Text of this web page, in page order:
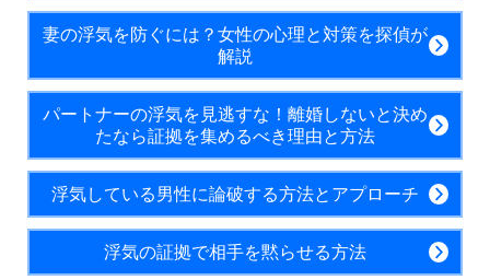
妻の浮気を防ぐには？女性の心理と対策を探偵が
解説
パートナーの浮気を見逃すな！離婚しないと決め
たなら証拠を集めるべき理由と方法
浮気している男性に論破する方法とアプローチ
浮気の証拠で相手を黙らせる方法